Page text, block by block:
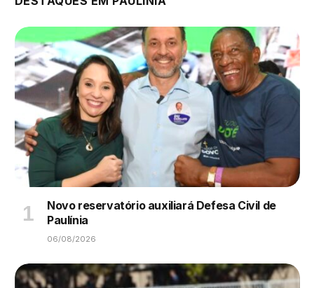
Novo reservatório auxiliará Defesa Civil de
Paulínia
06/08/2026